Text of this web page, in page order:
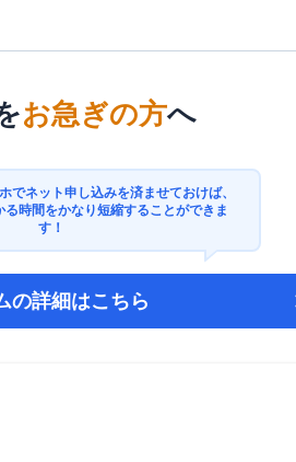
お急ぎの方へ
でネット申し込みを済ませておけば、
る時間をかなり短縮することができま
す！
の詳細はこちら